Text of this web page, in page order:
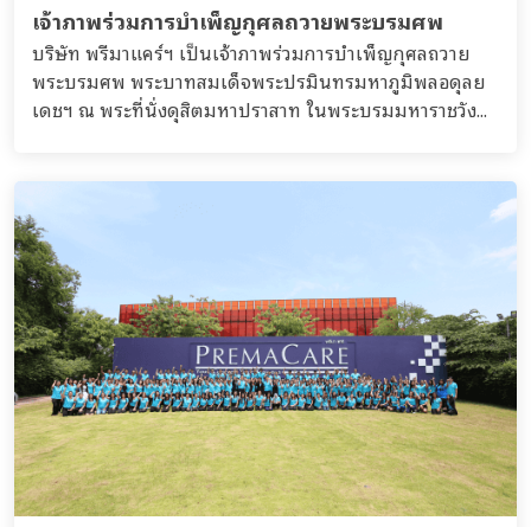
เจ้าภาพร่วมการบำเพ็ญกุศลถวายพระบรมศพ
บริษัท พรีมาแคร์ฯ เป็นเจ้าภาพร่วมการบำเพ็ญกุศลถวาย
พระบรมศพ พระบาทสมเด็จพระปรมินทรมหาภูมิพลอดุลย
เดชฯ ณ พระที่นั่งดุสิตมหาปราสาท ในพระบรมมหาราชวัง...